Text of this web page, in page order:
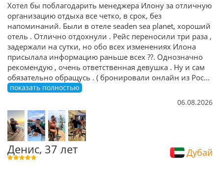
Хотел бы поблагодарить менеджера Илону за отличную
организацию отдыха все четко, в срок, без
напоминаний. Были в отеле seaden sea planet, хороший
отель . Отлично отдохнули . Рейс переносили три раза ,
задержали на сутки, но обо всех изменениях Илона
присылала информацию раньше всех ??. Однозначно
рекомендую , очень ответственная девушка . Ну и сам
обязательно обращусь . ( бронировали онлайн из Рос...
показать полностью
06.08.2026
Денис, 37 лет Дубай